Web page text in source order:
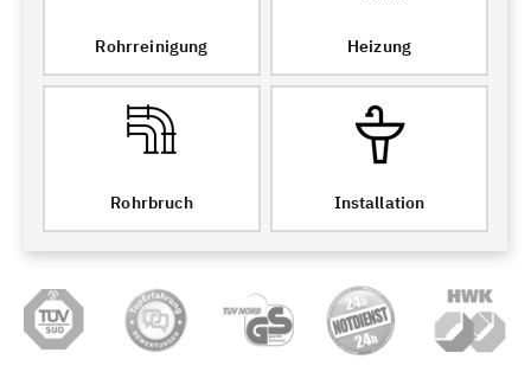
Rohrreinigung Heizung
Rohrbruch Installation